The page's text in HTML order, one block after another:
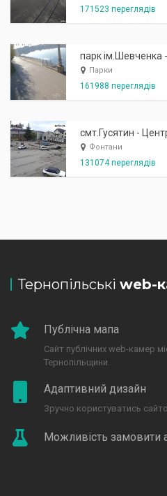
171523 переглядів
Парки
161988 переглядів
Фонтани
131074 переглядів
Тернопільські web-
Публічна мапа
Сайт публічних web-камер
Тернопільщини.
Адаптивний дизайн
Зручно користуватись
Можливість замовити